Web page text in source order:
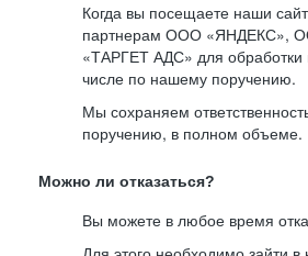
Когда вы посещаете наши
партнерам ООО «ЯНДЕКС»,
«ТАРГЕТ АДС» для обработки
числе по нашему поручению.
Мы сохраняем
поручению, в полном объеме.
Можно ли отказаться?
Вы можете в любое время